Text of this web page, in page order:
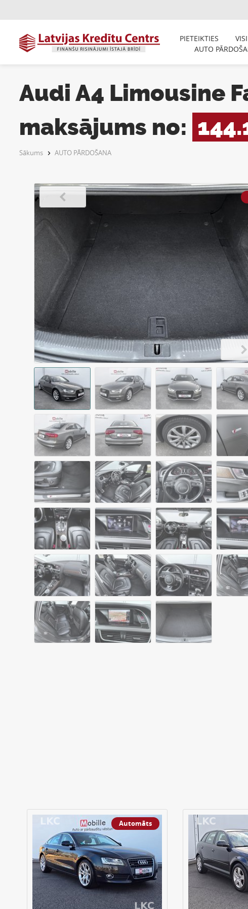
PIETEIKTIES
AUTO
Audi A4 Limousine
maksājums no:
Sākums AUTO PĀRDOŠANA
Pārdots